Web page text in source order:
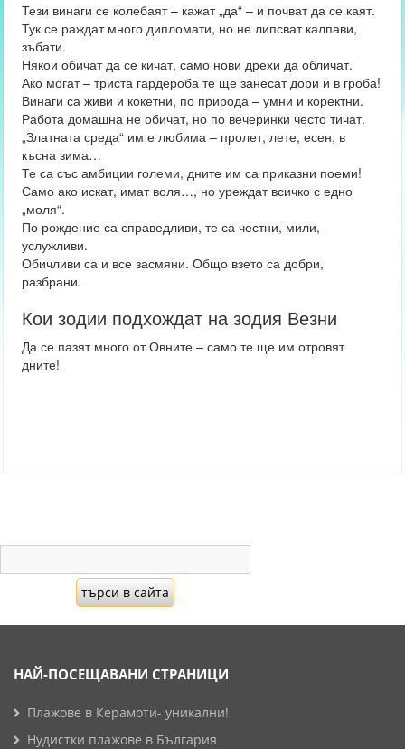
Тези винаги се колебаят – кажат „да“ – и почват да се каят.
Тук се раждат много дипломати, но не липсват калпави,
зъбати.
Някои обичат да се кичат, само нови дрехи да обличат.
Ако могат – триста гардероба те ще занесат дори и в гроба!
Винаги са живи и кокетни, по природа – умни и коректни.
Работа домашна не обичат, но по вечеринки често тичат.
„Златната среда“ им е любима – пролет, лете, есен, в
късна зима…
Те са със амбиции големи, дните им са приказни поеми!
Само ако искат, имат воля…, но уреждат всичко с едно
„моля“.
По рождение са справедливи, те са честни, мили,
услужливи.
Обичливи са и все засмяни. Общо взето са добри,
разбрани.
Кои зодии подхождат на зодия Везни
Да се пазят много от Овните – само те ще им отровят
дните!
НАЙ-ПОСЕЩАВАНИ СТРАНИЦИ
Плажове в Керамоти- уникални!
Нудистки плажове в България